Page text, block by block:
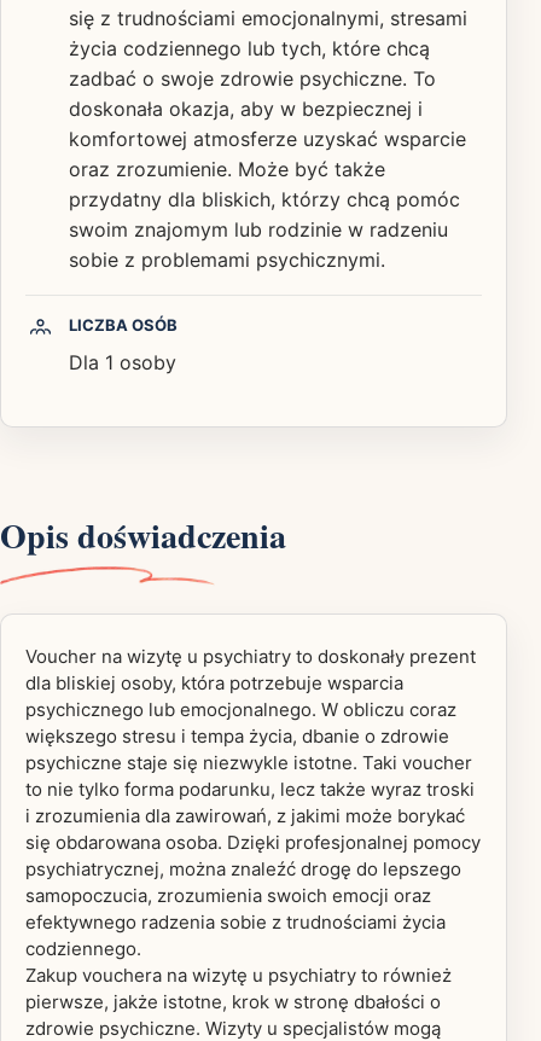
się z trudnościami emocjonalnymi, stresami
życia codziennego lub tych, które chcą
zadbać o swoje zdrowie psychiczne. To
doskonała okazja, aby w bezpiecznej i
komfortowej atmosferze uzyskać wsparcie
oraz zrozumienie. Może być także
przydatny dla bliskich, którzy chcą pomóc
swoim znajomym lub rodzinie w radzeniu
sobie z problemami psychicznymi.
LICZBA OSÓB
Dla 1 osoby
Opis doświadczenia
Voucher na wizytę u psychiatry to doskonały prezent
dla bliskiej osoby, która potrzebuje wsparcia
psychicznego lub emocjonalnego. W obliczu coraz
większego stresu i tempa życia, dbanie o zdrowie
psychiczne staje się niezwykle istotne. Taki voucher
to nie tylko forma podarunku, lecz także wyraz troski
i zrozumienia dla zawirowań, z jakimi może borykać
się obdarowana osoba. Dzięki profesjonalnej pomocy
psychiatrycznej, można znaleźć drogę do lepszego
samopoczucia, zrozumienia swoich emocji oraz
efektywnego radzenia sobie z trudnościami życia
codziennego.
Zakup vouchera na wizytę u psychiatry to również
pierwsze, jakże istotne, krok w stronę dbałości o
zdrowie psychiczne. Wizyty u specjalistów mogą